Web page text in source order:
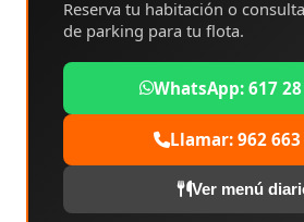
Reserva tu habitación o
de parking para tu flota.
WhatsApp: 617 28
Llamar: 962 663
Ver menú